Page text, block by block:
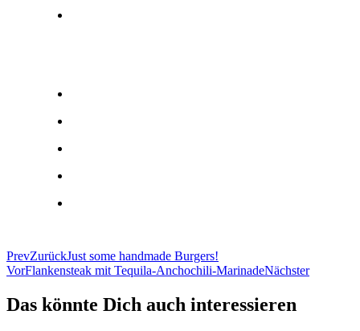
PrevZurückJust some handmade Burgers!
VorFlankensteak mit Tequila-Anchochili-MarinadeNächster
Das könnte Dich auch interessieren